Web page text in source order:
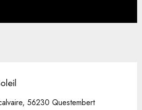
56230 Questembert